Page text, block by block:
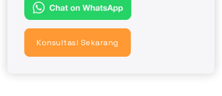
Konsultasi Sekarang